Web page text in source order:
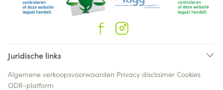
Juridische links
Algemene verkoopsvoorwaarden Privacy disclaimer Cookies
ODR-platform